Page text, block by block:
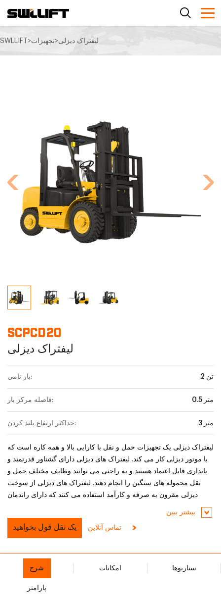
SWLLIFT>تجهیزات>لیفتراک دیزلی
SCPCD20
لیفتراک دیزلی
بار نامی: 2 تن
فاصله مرکز بار: 0.5 متر
حداکثر ارتفاع بلند کردن: 3 متر
لیفتراک دیزلی یک تجهیزات حمل و نقل با کارایی بالا و همه کاره است که
با موتور دیزلی کار می کند. لیفتراک های دیزلی دارای گشتاور قدرتمند و
پایداری قابل اعتماد هستند و به راحتی می توانند وظایف مختلف حمل و
نقل محموله های سنگین را انجام دهند. لیفتراک های دیزلی از سوخت
دیزلی مقرون به صرفه و کارآمد استفاده می کنند که دارای راندمان
احتراق عالی و قابلیت کارکرد طولانی مدت بوده و برای نیازهای عملیاتی
بیشتر ببین
یک نقل قول بخواهید تماس آنلاین
شرح امکانات سناریوها
پارامتر